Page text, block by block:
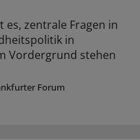
es, zentrale Fragen in
in
Vordergrund stehen
Forum